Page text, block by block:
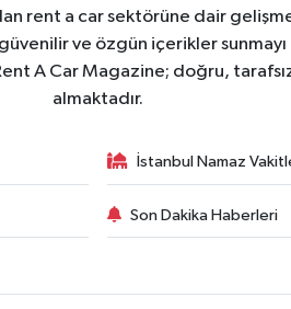
rent a car sektörüne dair
ve özgün içerikler
A Car Magazine; doğru,
almaktadır.
İstanbul Namaz
Son Dakika Haberleri